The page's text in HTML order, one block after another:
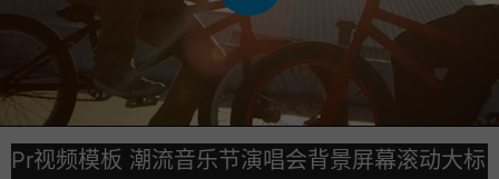
Pr视频模板 潮流音乐节演唱会背景屏幕滚动大标